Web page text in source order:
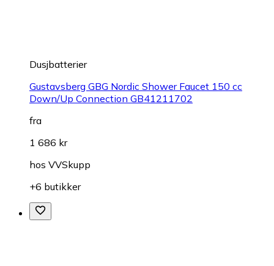
Dusjbatterier
Gustavsberg GBG Nordic Shower Faucet 150 cc
Down/Up Connection GB41211702
fra
1 686 kr
hos VVSkupp
+6 butikker